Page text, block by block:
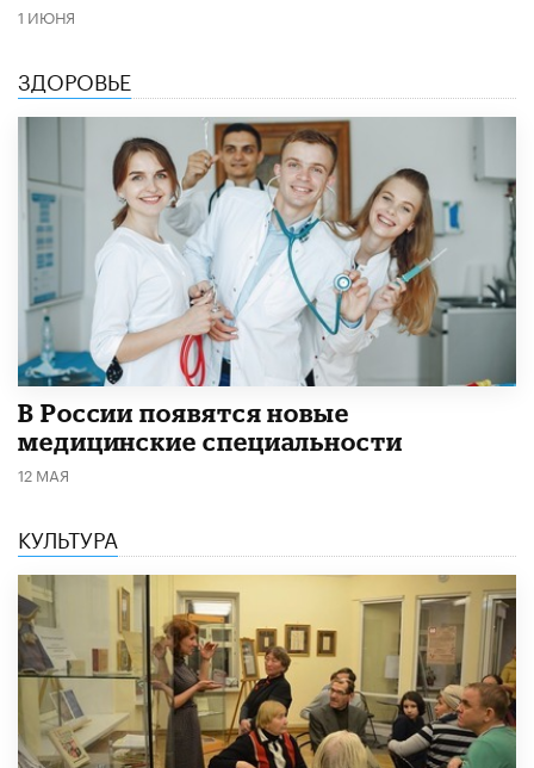
1 ИЮНЯ
ЗДОРОВЬЕ
В России появятся новые
медицинские специальности
12 МАЯ
КУЛЬТУРА